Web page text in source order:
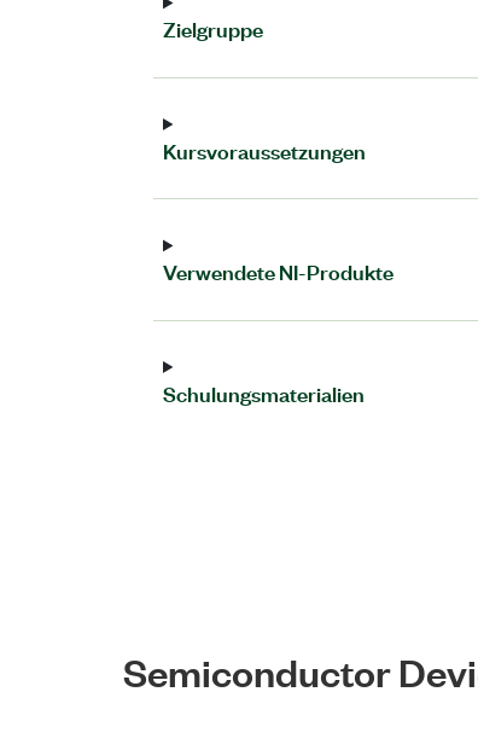
Zielgruppe
Kursvoraussetzungen
Verwendete NI-Produkte
Schulungsmaterialien
Semiconductor